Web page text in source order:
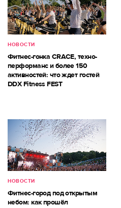
НОВОСТИ
Фитнес-гонка CRACE, техно-
перформанс и более 150
активностей: что ждет гостей
DDX Fitness FEST
НОВОСТИ
Фитнес-город под открытым
небом: как прошёл